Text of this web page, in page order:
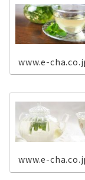
www.e-
www.e-